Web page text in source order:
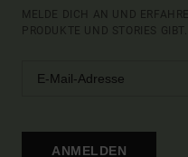
MELDE DICH AN UND
PRODUKTE UND STORIES GIBT.
ANMELDEN